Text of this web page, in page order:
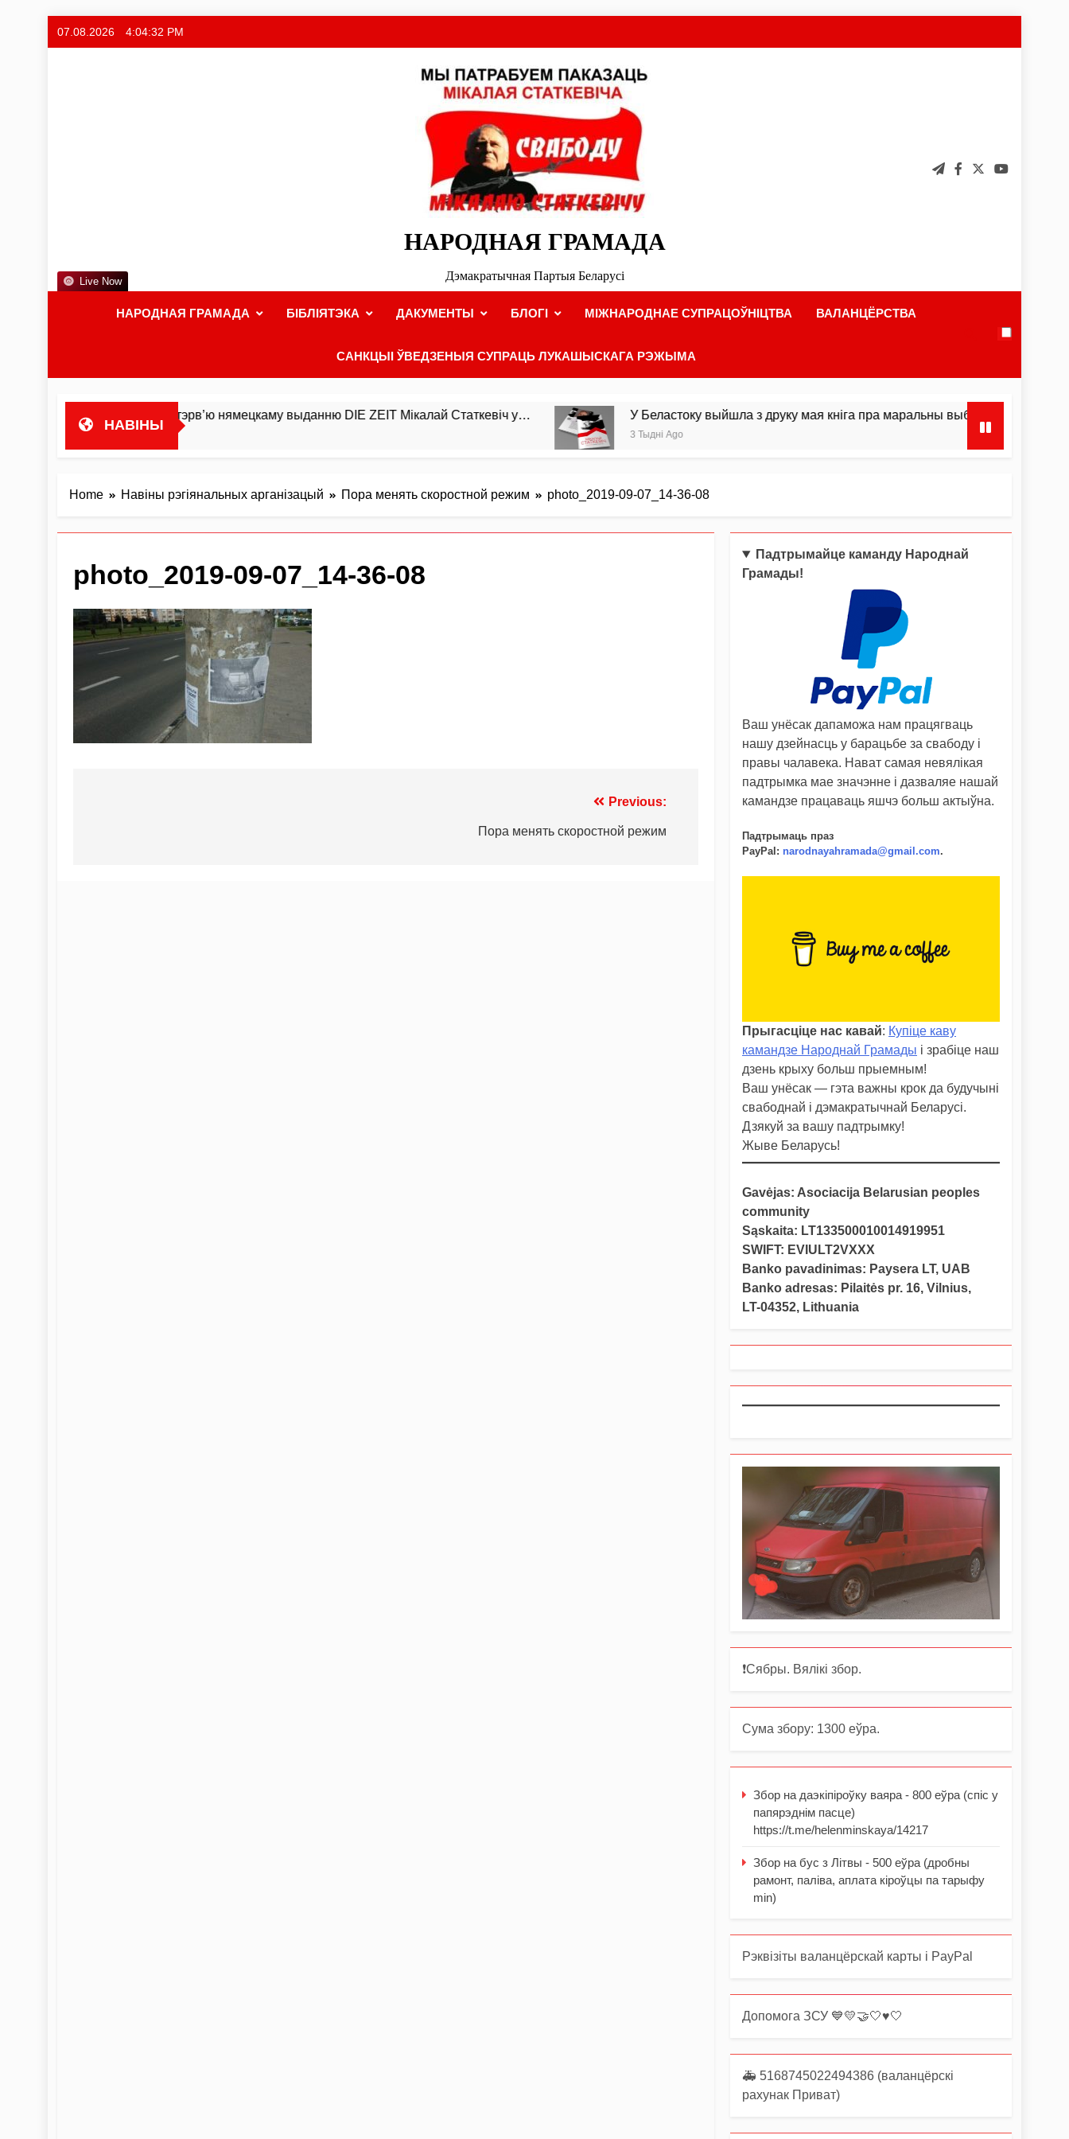
07.08.2026 4:04:32 PM
НАРОДНАЯ ГРАМАДА
Дэмакратычная Партыя Беларусі
НАРОДНАЯ ГРАМАДА БІБЛІЯТЭКА ДАКУМЕНТЫ БЛОГІ МІЖНАРОДНАЕ СУПРАЦОЎНІЦТВА ВАЛАНЦЁРСТВА
САНКЦЫІ ЎВЕДЗЕНЫЯ СУПРАЦЬ ЛУКАШЫСКАГА РЭЖЫМА
Live Now
НАВІНЫ
гандляваць»У інтэрв’ю нямецкаму выданню DIE ZEIT Мікалай Статкевіч у… У Беластоку выйшла з друку мая кніга пра маральны выбар і інстынкты
3 Тыдні Ago
Home Навіны рэгіянальных арганізацый Пора менять скоростной режим photo_2019-09-07_14-36-08
photo_2019-09-07_14-36-08
Previous:
Пора менять скоростной режим
Падтрымайце каманду Народнай
Грамады!
Ваш унёсак дапаможа нам працягваць
нашу дзейнасць у барацьбе за свабоду і
правы чалавека. Нават самая невялікая
падтрымка мае значэнне і дазваляе нашай
камандзе працаваць яшчэ больш актыўна.
Падтрымаць праз
PayPal : narodnayahramada@gmail.com.
Прыгасціце нас кавай: Купіце каву
камандзе Народнай Грамады і зрабіце наш
дзень крыху больш прыемным!
Ваш унёсак — гэта важны крок да будучыні
свабоднай і дэмакратычнай Беларусі.
Дзякуй за вашу падтрымку!
Жыве Беларусь!
Gavėjas: Asociacija Belarusian peoples
community
Sąskaita: LT133500010014919951
SWIFT: EVIULT2VXXX
Banko pavadinimas: Paysera LT, UAB
Banko adresas: Pilaitės pr. 16, Vilnius,
LT-04352, Lithuania
❗️Сябры. Вялікі збор.
Сума збору: 1300 еўра.
Збор на даэкіпіроўку ваяра - 800 еўра (спіс у
папярэднім пасце)
https://t.me/helenminskaya/14217
Збор на бус з Літвы - 500 еўра (дробны
рамонт, паліва, аплата кіроўцы па тарыфу
min)
Рэквізіты валанцёрскай карты і PayPal
Допомога ЗСУ 💙💛🤝🤍♥️🤍
🚑 5168745022494386 (валанцёрскі
рахунак Приват)